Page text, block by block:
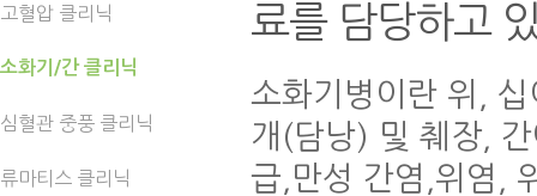
고혈압 클리닉
소화기/간 클리닉
심혈관 중풍 클리닉
류마티스 클리닉
료를 담당하고
소화기병이란 위,
개(담낭) 및 췌장,
급,만성 간염,위염,